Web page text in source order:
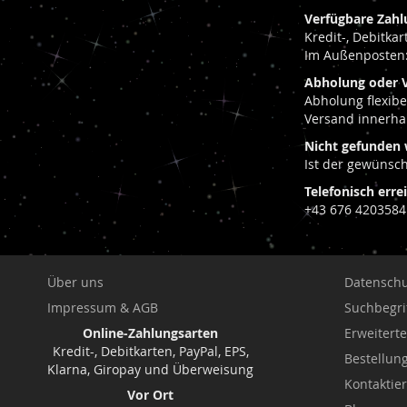
HINZUFÜGEN
VERGLEICHSLISTE
HINZUFÜGEN
HINZUFÜGEN
HINZUFÜGEN
VERGLEICHSLISTE
HINZUFÜGEN
HINZUFÜGEN
Verfügbare
Kredit-,
Im
Abholung oder
Abholung
Versand
Nicht gefunden
Ist der
Telefonisch
+43 676 4203584
Über uns
Impressum & AGB
Online-Zahlungsarten
Kredit-, Debitkarten, PayPal, EPS,
Klarna, Giropay und Überweisung
Vor Ort